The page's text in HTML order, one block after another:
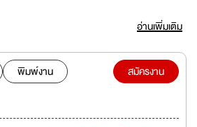
นกเดียวด้วยระบบการบริหารจัดการแบบองค์รวม
ลค่าให้กับลูกค้าของเราโดยนำความเชี่ยวชาญและ
และงบประมาณอย่างคุ้มค่า
อ่านเพิ่มเติม
พิมพ์งาน
สมัครงาน